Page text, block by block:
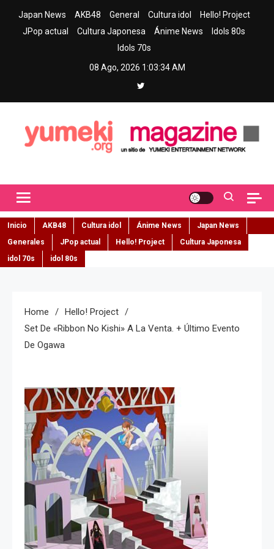
Japan News AKB48 General Cultura idol
Hello! Project
JPop actual
Cultura Japonesa Ánime News
Idols 80s
Idols 70s
08 Ago, 2026 1:03:35 AM
Inicio AKB48 Cultura idol Ánime News
Japan News
Generales
JPop actual Hello! Project
Cultura Japonesa
idol 70s
idol 80s
Home
Hello! Project
Set De «Ribbon No Kishi» A La Venta. + Último Evento
De Ogawa